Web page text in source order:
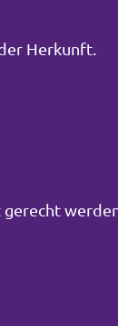
Herkunft.
gerecht